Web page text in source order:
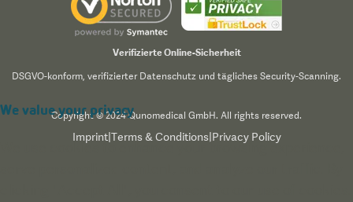
Verifizierte Online-Sicherheit
DSGVO-konform, verifizierter Datenschutz und tägliches Security-Scanning.
Copyright © 2024 Qunomedical GmbH. All rights reserved.
Imprint| Terms & Conditions Privacy Policy
We value your privacy
We use cookies to enhance your browsing experience,